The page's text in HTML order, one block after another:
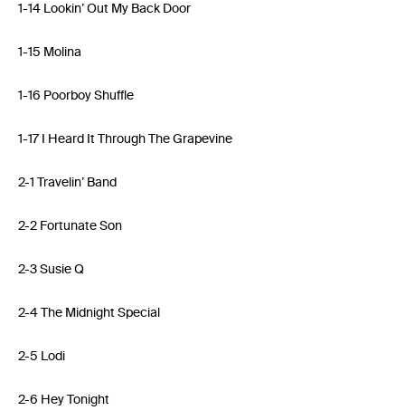
1-14 Lookin’ Out My Back Door
1-15 Molina
1-16 Poorboy Shuffle
1-17 I Heard It Through The Grapevine
2-1 Travelin’ Band
2-2 Fortunate Son
2-3 Susie Q
2-4 The Midnight Special
2-5 Lodi
2-6 Hey Tonight